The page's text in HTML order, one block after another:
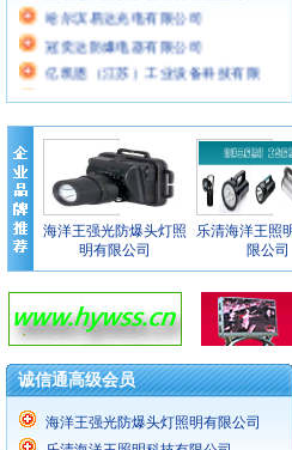
哈尔滨易达光电有限公司
冠奕达防爆电器有限公司
亿凯恩（江苏）工业设备科技有限
公..
乐清海洋王照明灯具有限公司
乐清海洋王照明工程有限公司
海洋王JW7301.. 海洋王
海洋王强光防爆头灯照
明有限公司
乐清海洋王照
限公司
诚信通高级会员
海洋王强光防爆头灯照明有限公司